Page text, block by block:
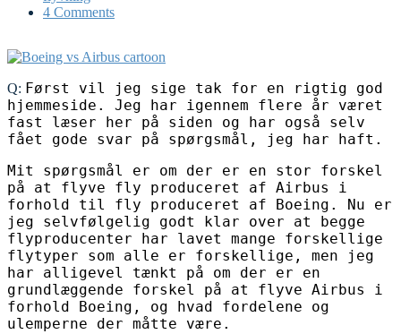
4 Comments
Q: Først vil jeg sige tak for en rigtig god
hjemmeside. Jeg har igennem flere år været
fast læser her på siden og har også selv
fået gode svar på spørgsmål, jeg har haft.
Mit spørgsmål er om der er en stor forskel
på at flyve fly produceret af Airbus i
forhold til fly produceret af Boeing. Nu er
jeg selvfølgelig godt klar over at begge
flyproducenter har lavet mange forskellige
flytyper som alle er forskellige, men jeg
har alligevel tænkt på om der er en
grundlæggende forskel på at flyve Airbus i
forhold Boeing, og hvad fordelene og
ulemperne der måtte være.